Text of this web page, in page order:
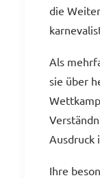
die
Als
sie über
Ausdruck
Ihre